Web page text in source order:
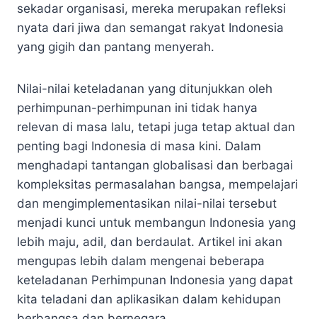
sekadar organisasi, mereka merupakan refleksi
nyata dari jiwa dan semangat rakyat Indonesia
yang gigih dan pantang menyerah.
Nilai-nilai keteladanan yang ditunjukkan oleh
perhimpunan-perhimpunan ini tidak hanya
relevan di masa lalu, tetapi juga tetap aktual dan
penting bagi Indonesia di masa kini. Dalam
menghadapi tantangan globalisasi dan berbagai
kompleksitas permasalahan bangsa, mempelajari
dan mengimplementasikan nilai-nilai tersebut
menjadi kunci untuk membangun Indonesia yang
lebih maju, adil, dan berdaulat. Artikel ini akan
mengupas lebih dalam mengenai beberapa
keteladanan Perhimpunan Indonesia yang dapat
kita teladani dan aplikasikan dalam kehidupan